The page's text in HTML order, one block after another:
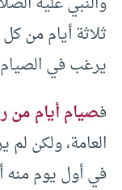
ثلاثة أيام من
يرغب في
فصيام أيام
العامة، ولكن
في أول يوم منه